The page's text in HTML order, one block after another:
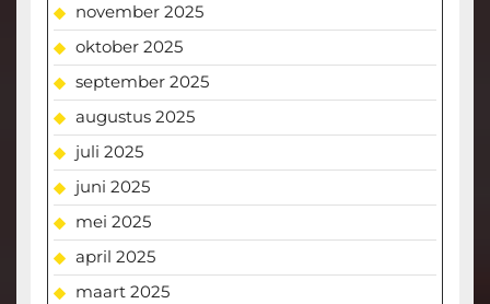
november 2025
oktober 2025
september 2025
augustus 2025
juli 2025
juni 2025
mei 2025
april 2025
maart 2025